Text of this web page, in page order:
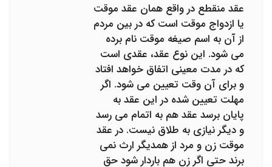
عقد منقطع در واقع همان عقد موقت
یا ازدواج موقت است که در بین مردم
از آن به اسم صیغه موقت نام برده
می شود. این نوع عقد، عقدی است
که در مدت معینی اتفاق خواهد افتاد
و برای آن وقت تعیین می شود. اگر
مهلت تعیین شده در این عقد به
پایان برسد عقد هم به اتمام می رسد
و دیگر نیازی به طلاق نیست. در عقد
موقت زن و مرد از همدیگر ارث نمی
برند حتی اگر زن هم باردار شود حق